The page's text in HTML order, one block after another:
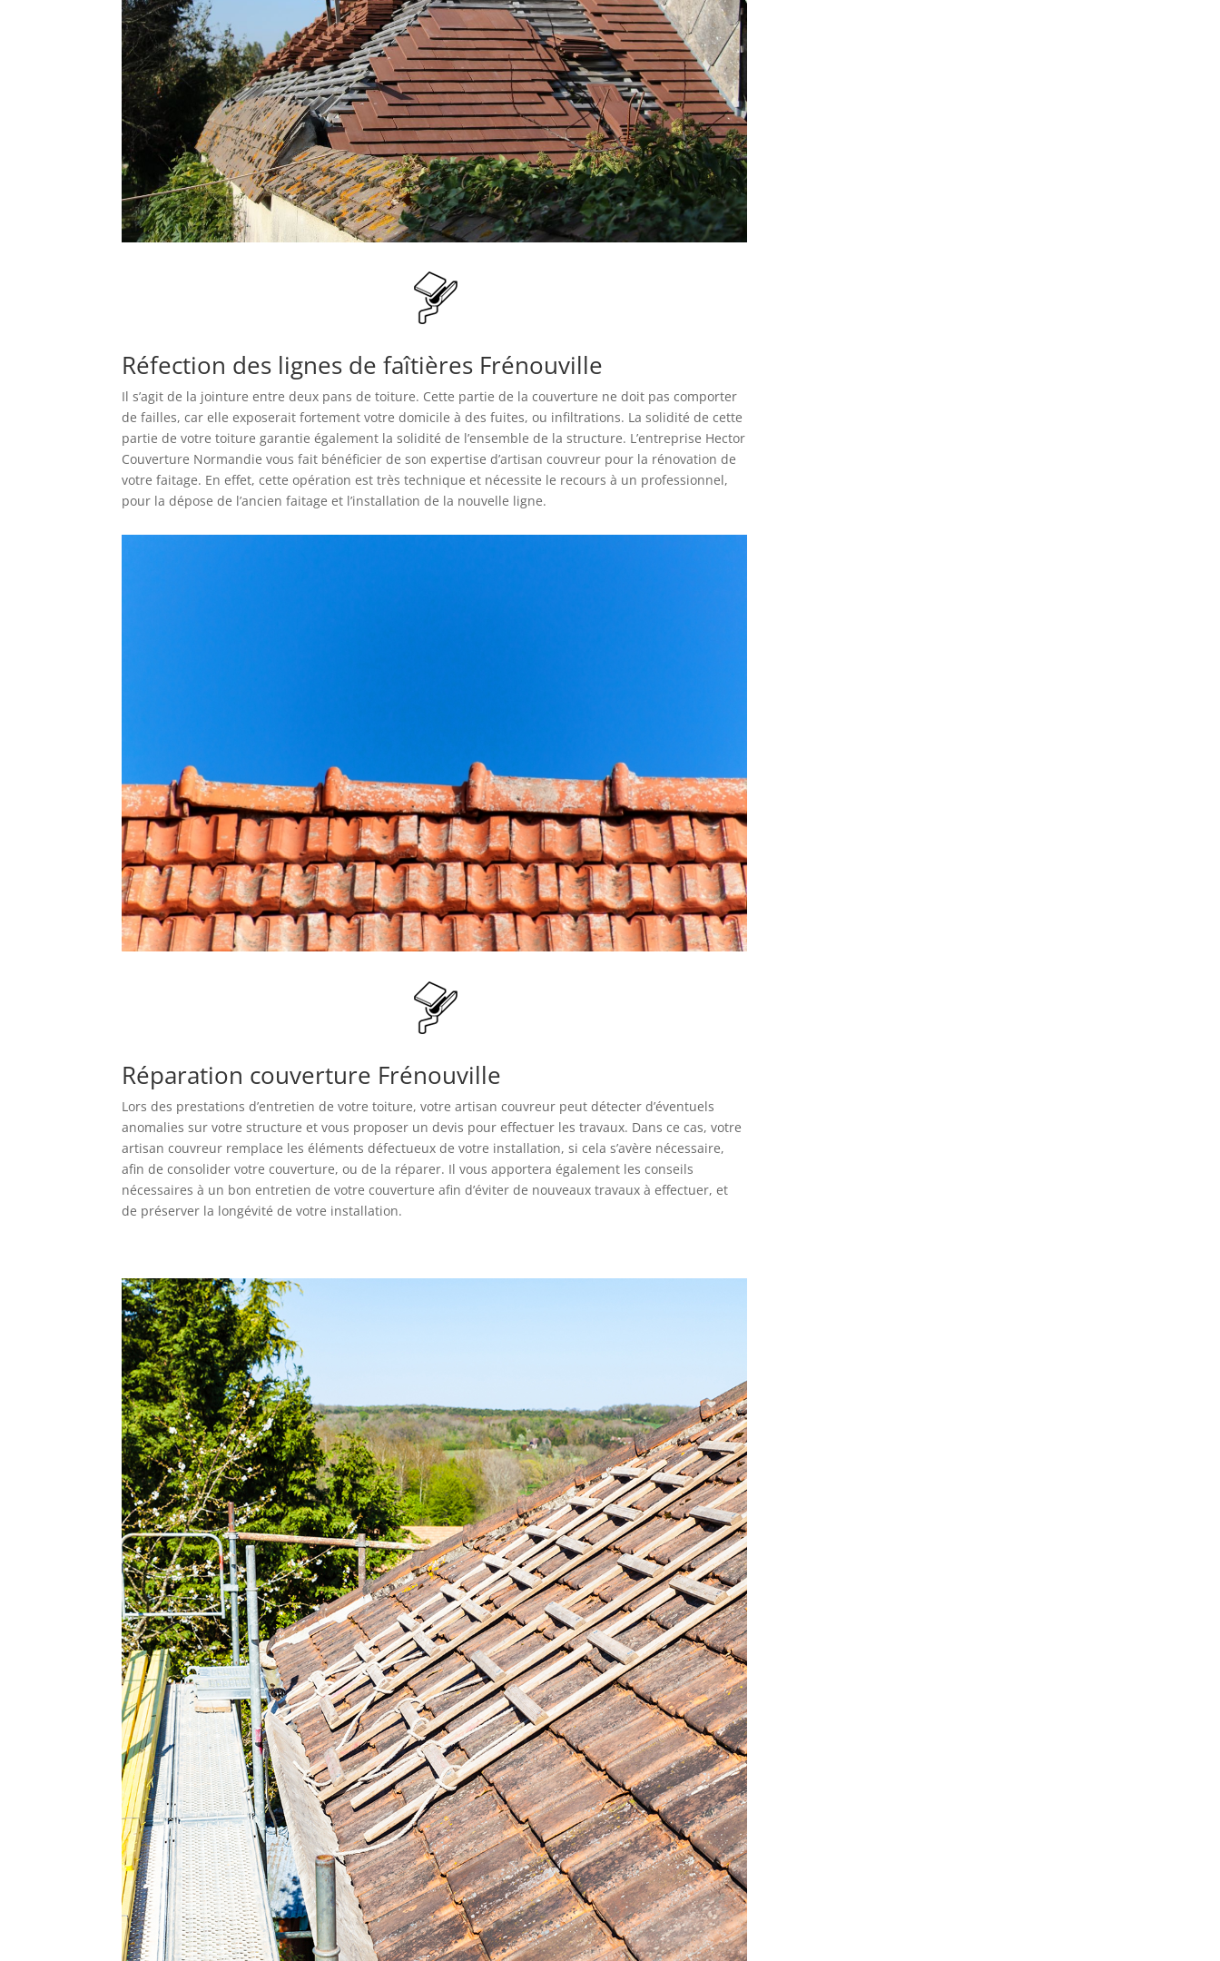
Réfection des lignes de faîtières Frénouville
Il s’agit de la jointure entre deux pans de toiture. Cette partie de la couverture ne doit pas comporter
de failles, car elle exposerait fortement votre domicile à des fuites, ou infiltrations. La solidité de cette
partie de votre toiture garantie également la solidité de l’ensemble de la structure. L’entreprise Hector
Couverture Normandie vous fait bénéficier de son expertise d’artisan couvreur pour la rénovation de
votre faitage. En effet, cette opération est très technique et nécessite le recours à un professionnel,
pour la dépose de l’ancien faitage et l’installation de la nouvelle ligne.
Réparation couverture Frénouville
Lors des prestations d’entretien de votre toiture, votre artisan couvreur peut détecter d’éventuels
anomalies sur votre structure et vous proposer un devis pour effectuer les travaux. Dans ce cas, votre
artisan couvreur remplace les éléments défectueux de votre installation, si cela s’avère nécessaire,
afin de consolider votre couverture, ou de la réparer. Il vous apportera également les conseils
nécessaires à un bon entretien de votre couverture afin d’éviter de nouveaux travaux à effectuer, et
de préserver la longévité de votre installation.